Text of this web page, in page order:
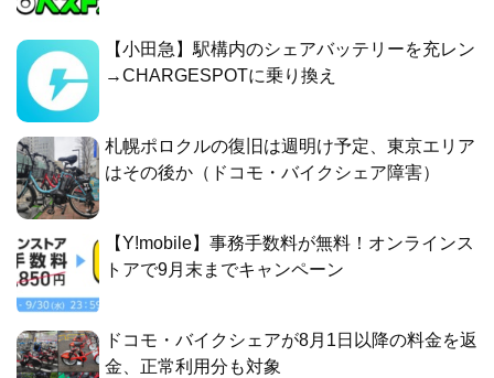
【小田急】駅構内のシェアバッテリーを充レン
→CHARGESPOTに乗り換え
札幌ポロクルの復旧は週明け予定、東京エリア
はその後か（ドコモ・バイクシェア障害）
【Y!mobile】事務手数料が無料！オンラインス
トアで9月末までキャンペーン
ドコモ・バイクシェアが8月1日以降の料金を返
金、正常利用分も対象